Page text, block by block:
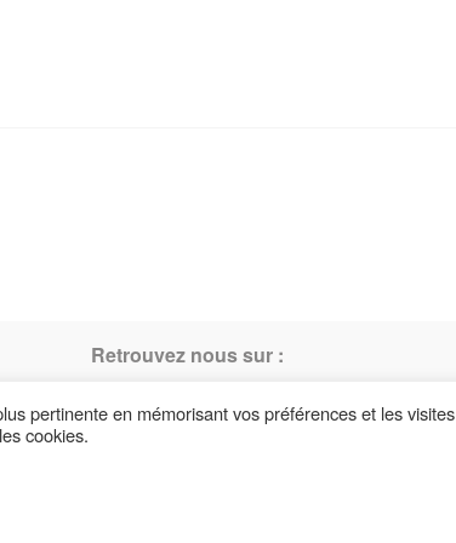
Retrouvez nous sur :
pertinente en mémorisant vos préférences et les visites
cookies.